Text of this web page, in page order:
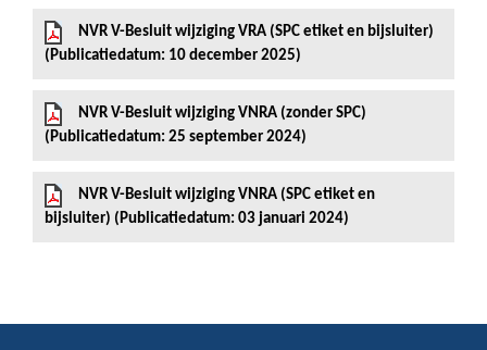
NVR V-Besluit wijziging VRA (SPC etiket en bijsluiter)
(Publicatiedatum: 10 december 2025)
NVR V-Besluit wijziging VNRA (zonder SPC)
(Publicatiedatum: 25 september 2024)
NVR V-Besluit wijziging VNRA (SPC etiket en
bijsluiter) (Publicatiedatum: 03 januari 2024)